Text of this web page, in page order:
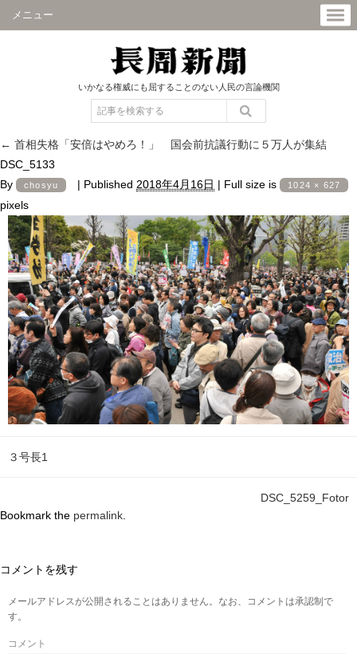
メニュー
いかなる権威にも屈することのない人民の言論機関
← 首相失格「安倍はやめろ！」 国会前抗議行動に５万人が集結
DSC_5133
By
chosyu | Published 2018年4月16日 | Full size is 1024 × 627
pixels
３号長1
DSC_5259_Fotor
Bookmark the permalink
コメントを残す
メールアドレスが公開されることはありません。なお、コメントは承認制で
す。
コメント